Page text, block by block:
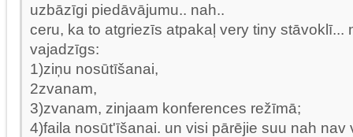
uzbāzīgi piedāvājumu.. nah..
ceru, ka to atgriezīs atpakaļ very tiny stāvoklī...
vajadzīgs:
1)ziņu nosūtīšanai,
2zvanam,
3)zvanam, zinjaam konferences režīmā;
4)faila nosūt'īšanai. un visi pārējie suu nah nav